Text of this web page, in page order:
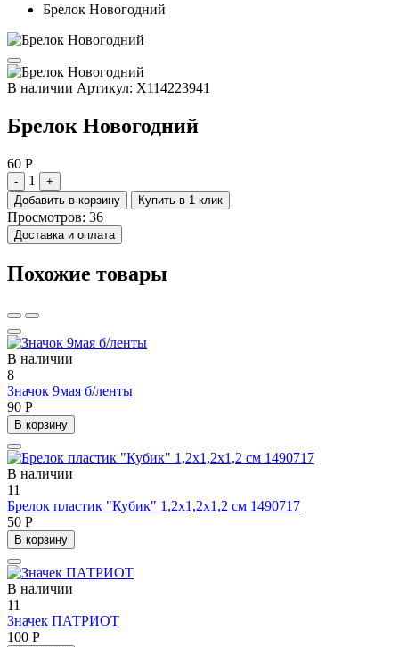
Брелок Новогодний
В наличии Артикул: X114223941
Брелок Новогодний
60 Р
- 1
+
Добавить в корзину
Купить в 1 клик
Просмотров: 36
Доставка и оплата
Похожие товары
В наличии
8
Значок 9мая б/ленты
90 Р
В корзину
В наличии
11
Брелок пластик "Кубик" 1,2х1,2х1,2 см 1490717
50 Р
В корзину
В наличии
11
Значек ПАТРИОТ
100 Р